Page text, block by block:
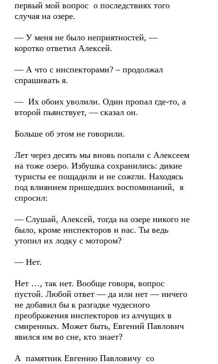
первый мой вопрос о последствиях того
случая на озере.
— У меня не было неприятностей, —
коротко ответил Алексей.
— А что с инспекторами? – продолжал
спрашивать я.
— Их обоих уволили. Один пропал где-то, а
второй пьянствует, — сказал он.
Больше об этом не говорили.
Лет через десять мы вновь попали с Алексеем
на тоже озеро. Избушка сохранились: дикие
туристы ее пощадили и не сожгли. Находясь
под влиянием пришедших воспоминаний, я
спросил:
— Слушай, Алексей, тогда на озере никого не
было, кроме инспекторов и нас. Ты ведь
утопил их лодку с мотором?
— Нет.
Нет …, так нет. Вообще говоря, вопрос
пустой. Любой ответ — да или нет — ничего
не добавил бы к разгадке чудесного
преображения инспекторов из алчущих в
смиренных. Может быть, Евгений Павлович
явился им во сне, кто знает?
А памятник Евгению Павловичу со